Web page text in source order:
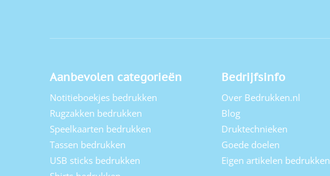
Aanbevolen categorieën
Notitieboekjes bedrukken
Rugzakken bedrukken
Speelkaarten bedrukken
Tassen bedrukken
USB sticks bedrukken
Bedrijfsinfo
Over Bedrukken.nl
Blog
Druktechnieken
Goede doelen
Eigen artikelen bedrukken